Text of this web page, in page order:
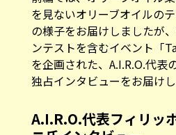
を見ないオリーブオイルの
の様子をお届けしましたが
ンテストを含むイベント「
を企画された、A.I.R.O.代表
独占インタビューをお届けし
A.I.R.O.代表フィリッ